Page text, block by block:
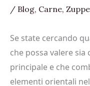
/ Blog, Carne, Zuppe
Se state cercando
che possa valere
principale e che
elementi orientali